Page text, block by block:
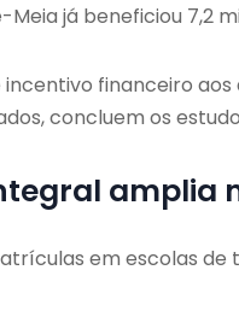
já beneficiou 7,2
financeiro
concluem os
amplia
em escolas de